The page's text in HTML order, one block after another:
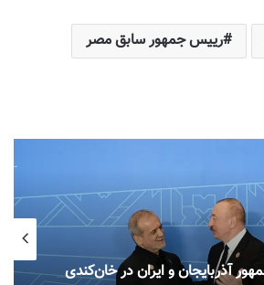
رییس جمهور سابق مصر
آذربایجان و ایران در خان‌کندی